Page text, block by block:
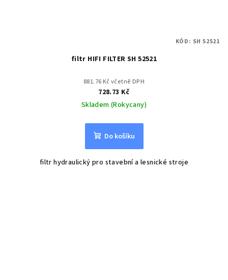
filtr HIFI FILTER SH 52521
881.76 Kč včetně DPH
728.73 Kč
Skladem (Rokycany)
Do košíku
filtr hydraulický pro stavební a lesnické stroje
KÓD: SH 52521